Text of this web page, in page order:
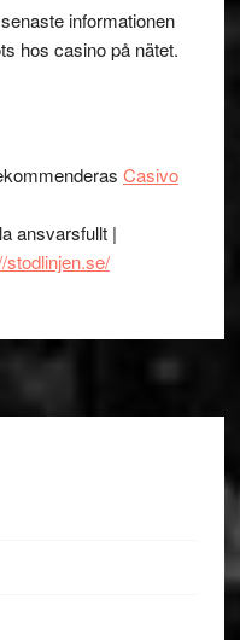
informationen
hos casino på nätet.
Casivo
ansvarsfullt |
stodlinjen.se/